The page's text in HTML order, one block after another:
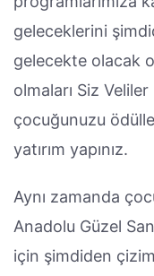
geleceklerini
gelecekte olacak
olmaları Siz
çocuğunuzu
yatırım yapınız.
Aynı zamanda
Anadolu Güzel
için şimdiden